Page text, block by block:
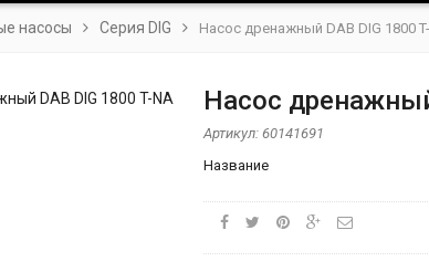
насосы Серия DIG Насос дренажный DAB DIG 1800
Насос
Артикул: 60141691
Название